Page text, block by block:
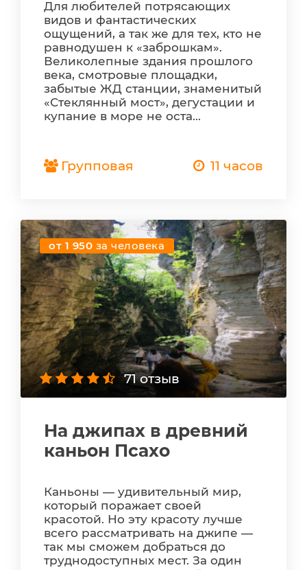
Для любителей потрясающих
видов и фантастических
ощущений, а так же для тех, кто не
равнодушен к «заброшкам».
Великолепные здания прошлого
века, смотровые площадки,
забытые ЖД станции, знаменитый
«Стеклянный мост», дегустации и
купание в море не оста...
Групповая 11 часов
от 1 950 за человека
71 отзыв
На джипах в древний
каньон Псахо
Каньоны — удивительный мир,
который поражает своей
красотой. Но эту красоту лучше
всего рассматривать на джипе —
так мы сможем добраться до
труднодоступных мест. За один